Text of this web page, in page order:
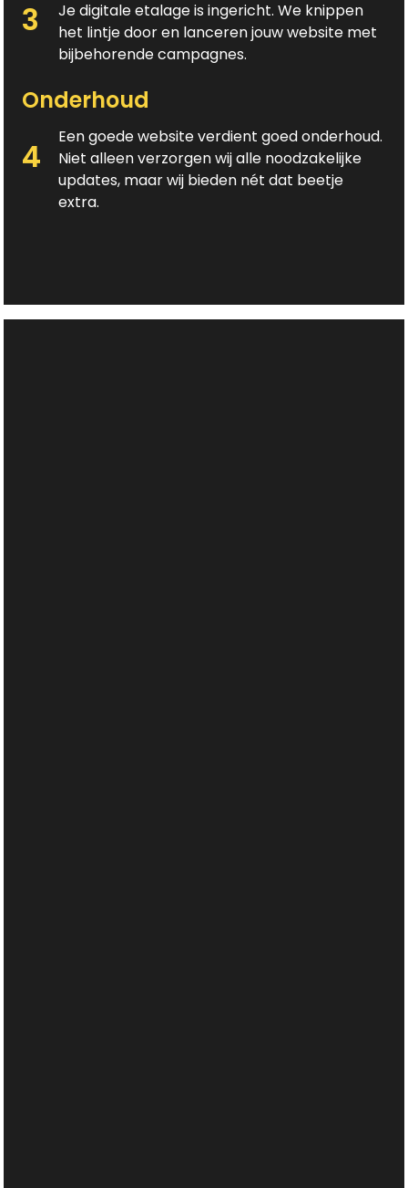
3
Je digitale etalage is ingericht. We knippen
het lintje door en lanceren jouw website met
bijbehorende campagnes.
Onderhoud
4
Een goede website verdient goed onderhoud.
Niet alleen verzorgen wij alle noodzakelijke
updates, maar wij bieden nét dat beetje
extra.